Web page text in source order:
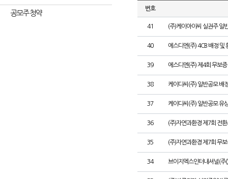
공모주 청약
번호
41 (주)케이아이씨 실권주 일
40 에스디엔(주) 4CB 배정 및
39 에스디엔(주) 제4회 무보
38 케이디씨(주) 일반공모 배
37 케이디씨(주) 일반공모 유
36 (주)자연과환경 제7회 전
35 (주)자연과환경 제7회 무
34 브이지엑스인터내셔널(주